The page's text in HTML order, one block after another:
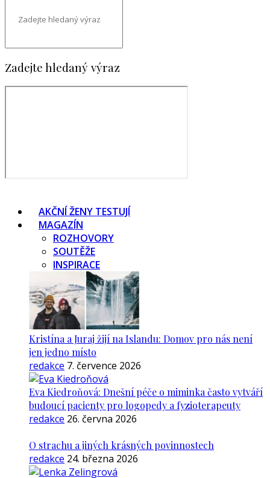
Zadejte hledaný výraz
AKČNÍ ŽENY TESTUJÍ
MAGAZÍN
ROZHOVORY
SOUTĚŽE
INSPIRACE
Kristína a Juraj žijí na Islandu: Domov pro nás není
jen jedno místo
redakce 7. července 2026
Eva Kiedroňová: Dnešní péče o miminka často vytváří
budoucí pacienty pro logopedy a fyzioterapeuty
redakce 26. června 2026
O strachu a jiných krásných povinnostech
redakce 24. března 2026